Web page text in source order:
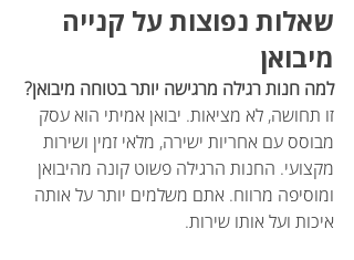
שאלות נפוצות על קנייה
מיבואן
למה חנות רגילה מרגישה יותר בטוחה מיבואן?
זו תחושה, לא מציאות. יבואן אמיתי הוא עסק
מבוסס עם אחריות ישירה, מלאי זמין ושירות
מקצועי. החנות הרגילה פשוט קונה מהיבואן
ומוסיפה מרווח. אתם משלמים יותר על אותה
איכות ועל אותו שירות.